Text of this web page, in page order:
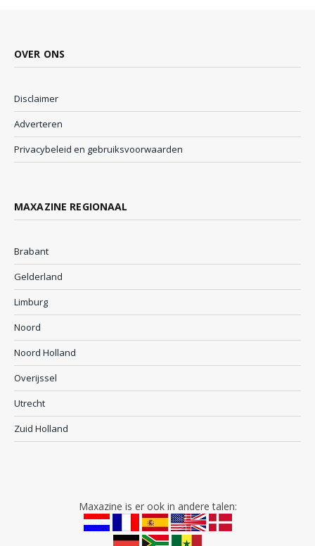
OVER ONS
Disclaimer
Adverteren
Privacybeleid en gebruiksvoorwaarden
MAXAZINE REGIONAAL
Brabant
Gelderland
Limburg
Noord
Noord Holland
Overijssel
Utrecht
Zuid Holland
Maxazine is er ook in andere talen: